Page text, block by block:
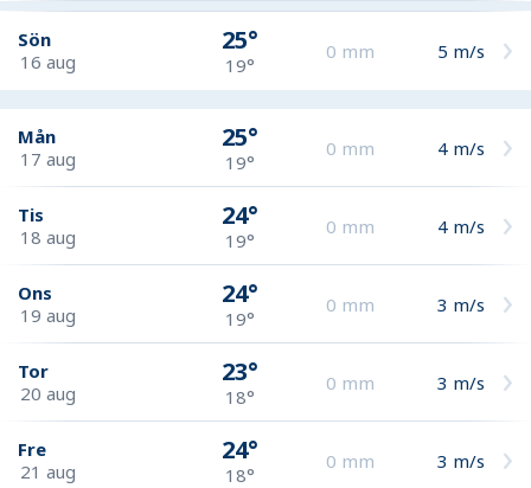
Sön
16 aug
25°
19°
0 mm 5 m/s
Mån
17 aug
25°
19°
0 mm 4 m/s
Tis
18 aug
24°
19°
0 mm 4 m/s
Ons
19 aug
24°
19°
0 mm 3 m/s
Tor
20 aug
23°
18°
0 mm 3 m/s
Fre
21 aug
24°
18°
0 mm 3 m/s